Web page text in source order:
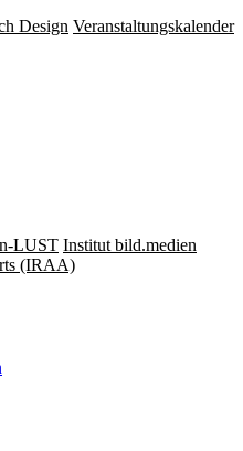
Design Veranstaltungskalender
LUST Institut bild.medien
(IRAA)